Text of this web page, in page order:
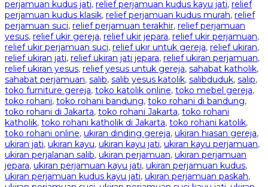
perjamuan kudus jati, relief perjamuan kudus kayu jati, relief
perjamuan kudus klasik, relief perjamuan kudus murah, relief
perjamuan suci, relief perjamuan terakhir, relief perjamuan
yesus, relief ukir gereja, relief ukir jepara, relief ukir perjamuan,
relief ukir perjamuan suci, relief ukir untuk gereja, relief ukiran,
relief ukiran jati, relief ukiran jati jepara, relief ukiran perjamuan,
relief ukiran yesus, relief yesus untuk gereja, sahabat katholik,
sahabat perjamuan, salib, salib yesus katolik, salibduduk, salip,
toko furniture gereja, toko katolik online, toko mebel gereja,
toko rohani, toko rohani bandung, toko rohani di bandung,
toko rohani di Jakarta, toko rohani Jakarta, toko rohani
katholik, toko rohani katholik di Jakarta, toko rohani katolik,
toko rohani online, ukiran dinding gereja, ukiran hiasan gereja,
ukiran jati, ukiran kayu, ukiran kayu jati, ukiran kayu perjamuan,
ukiran perjalanan salib, ukiran perjamuan, ukiran perjamuan
jepara, ukiran perjamuan kayu jati, ukiran perjamuan kudus,
ukiran perjamuan kudus kayu jati, ukiran perjamuan paskah,